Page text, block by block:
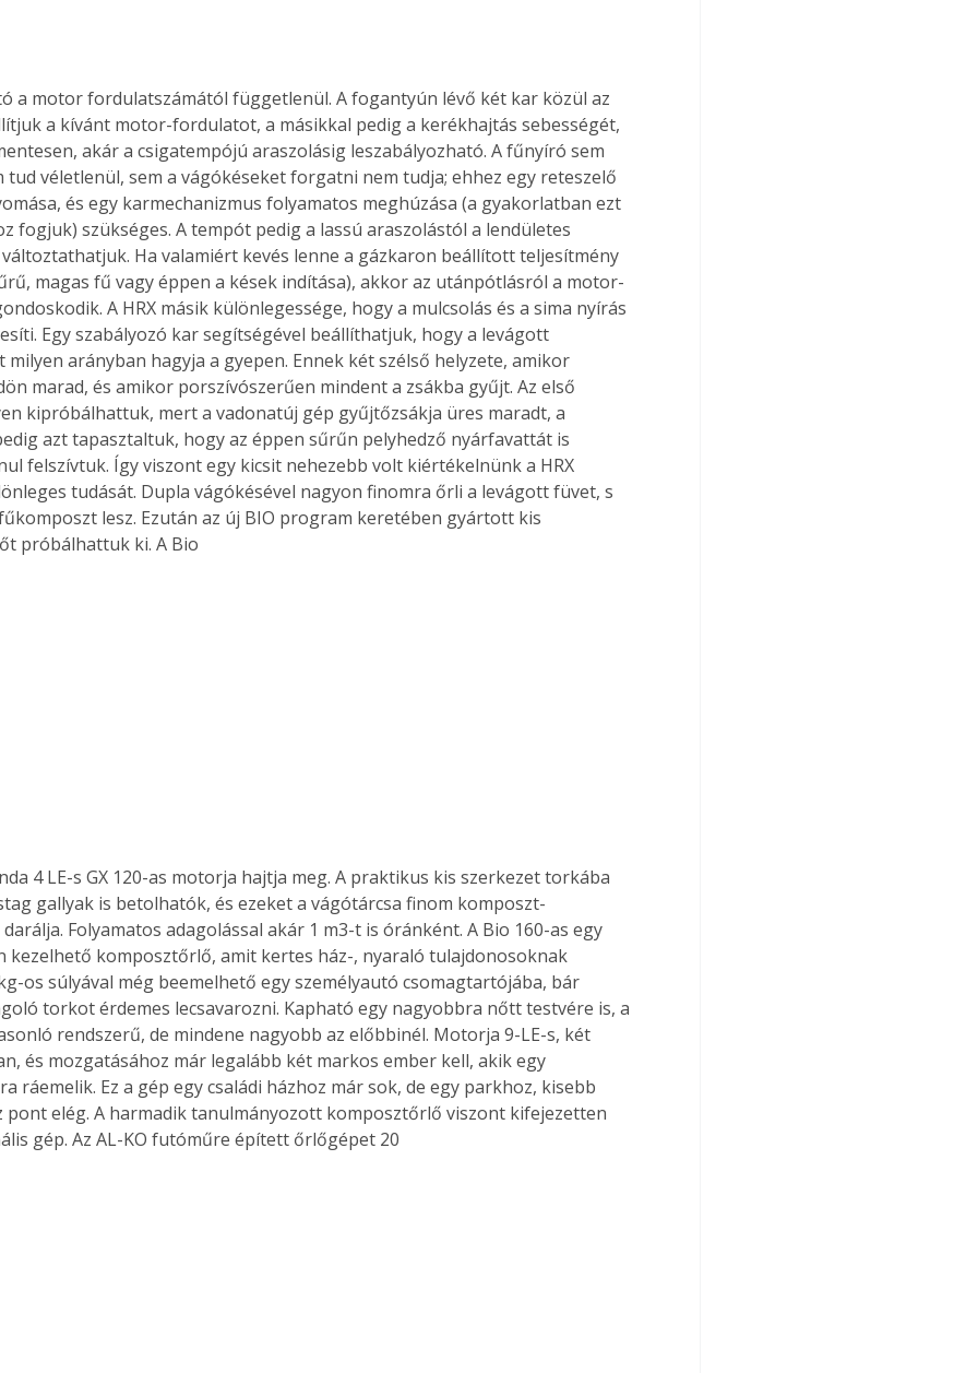
a motor fordulatszámától függetlenül. A fogantyún lévő két kar közül az
a kívánt motor-fordulatot, a másikkal pedig a kerékhajtás sebességét,
akár a csigatempójú araszolásig leszabályozható. A fűnyíró sem
tud véletlenül, sem a vágókéseket forgatni nem tudja; ehhez egy reteszelő
és egy karmechanizmus folyamatos meghúzása (a gyakorlatban ezt
fogjuk) szükséges. A tempót pedig a lassú araszolástól a lendületes
Ha valamiért kevés lenne a gázkaron beállított teljesítmény
magas fű vagy éppen a kések indítása), akkor az utánpótlásról a motor-
A HRX másik különlegessége, hogy a mulcsolás és a sima nyírás
Egy szabályozó kar segítségével beállíthatjuk, hogy a levágott
milyen arányban hagyja a gyepen. Ennek két szélső helyzete, amikor
marad, és amikor porszívószerűen mindent a zsákba gyűjt. Az első
kipróbálhattuk, mert a vadonatúj gép gyűjtőzsákja üres maradt, a
azt tapasztaltuk, hogy az éppen sűrűn pelyhedző nyárfavattát is
felszívtuk. Így viszont egy kicsit nehezebb volt kiértékelnünk a HRX
tudását. Dupla vágókésével nagyon finomra őrli a levágott füvet, s
lesz. Ezután az új BIO program keretében gyártott kis
próbálhattuk ki. A Bio
4 LE-s GX 120-as motorja hajtja meg. A praktikus kis szerkezet torkába
gallyak is betolhatók, és ezeket a vágótárcsa finom komposzt-
Folyamatos adagolással akár 1 m3-t is óránként. A Bio 160-as egy
kezelhető komposztőrlő, amit kertes ház-, nyaraló tulajdonosoknak
os súlyával még beemelhető egy személyautó csomagtartójába, bár
torkot érdemes lecsavarozni. Kapható egy nagyobbra nőtt testvére is, a
rendszerű, de mindene nagyobb az előbbinél. Motorja 9-LE-s, két
és mozgatásához már legalább két markos ember kell, akik egy
ráemelik. Ez a gép egy családi házhoz már sok, de egy parkhoz, kisebb
pont elég. A harmadik tanulmányozott komposztőrlő viszont kifejezetten
gép. Az AL-KO futóműre épített őrlőgépet 20